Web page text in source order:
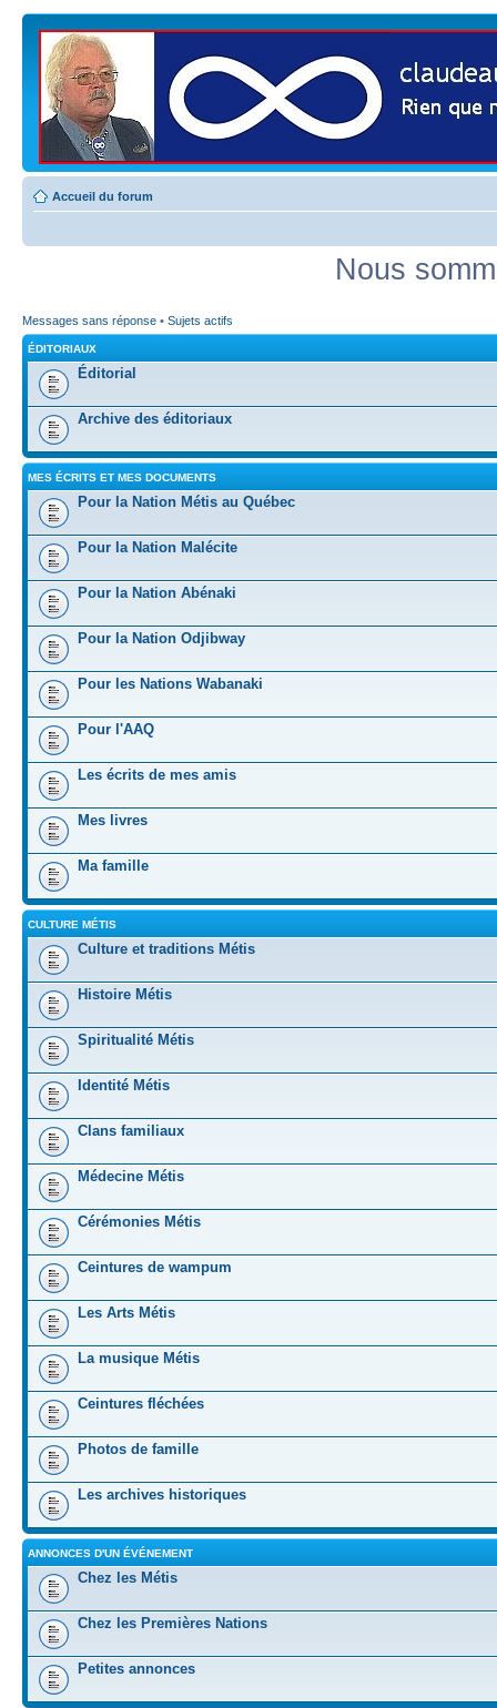
Accueil du forum
Nous
Messages sans réponse • Sujets actifs
ÉDITORIAUX
Éditorial
Archive des éditoriaux
MES ÉCRITS ET MES DOCUMENTS
Pour la Nation Métis au Québec
Pour la Nation Malécite
Pour la Nation Abénaki
Pour la Nation Odjibway
Pour les Nations Wabanaki
Pour l'AAQ
Les écrits de mes amis
Mes livres
Ma famille
CULTURE MÉTIS
Culture et traditions Métis
Histoire Métis
Spiritualité Métis
Identité Métis
Clans familiaux
Médecine Métis
Cérémonies Métis
Ceintures de wampum
Les Arts Métis
La musique Métis
Ceintures fléchées
Photos de famille
Les archives historiques
ANNONCES D'UN ÉVÉNEMENT
Chez les Métis
Chez les Premières Nations
Petites annonces